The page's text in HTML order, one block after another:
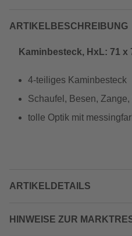
ARTIKELBESCHREIBUNG
Kaminbesteck, HxL: 71 x
4-teiliges Kaminbesteck
Schaufel, Besen,
tolle Optik mit
ARTIKELDETAILS
HINWEISE ZUR